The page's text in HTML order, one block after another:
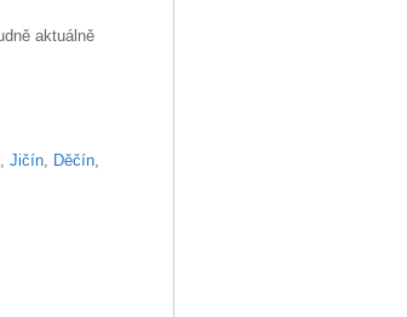
aktuálně
Jičín Děčín